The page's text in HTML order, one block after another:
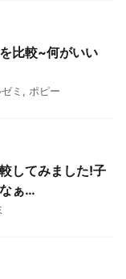
比較~何がいい
ミ , ポピー
してみました!子
ぁ…